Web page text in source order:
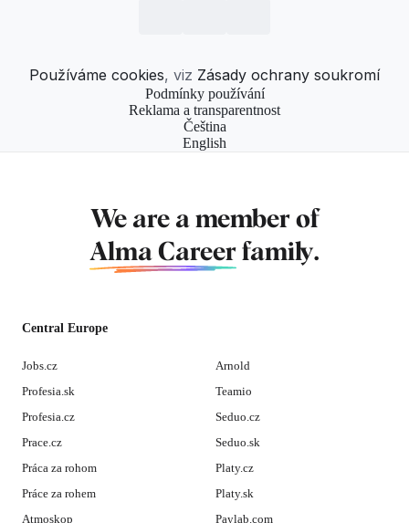
Používáme cookies, viz Zásady ochrany soukromí
Podmínky používání
Reklama a transparentnost
Čeština
English
We are a member of
Alma Career family.
Central Europe
Jobs.cz
Profesia.sk
Profesia.cz
Prace.cz
Práca za rohom
Práce za rohem
Atmoskop
Arnold
Teamio
Seduo.cz
Seduo.sk
Platy.cz
Platy.sk
Paylab.com